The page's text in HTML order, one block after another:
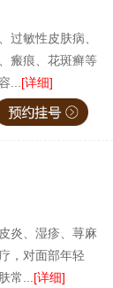
过敏性皮肤病、
瘢痕、花斑癣等
... [详细]
炎、湿疹、荨麻
，对面部年轻
常... [详细]